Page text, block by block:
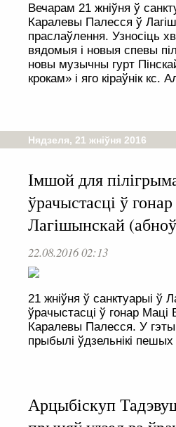
Вечарам 21 жніўня ў
Каралевы Палесся ў
праслаўлення. Узносіць
вядомыя і новыя спевы
новы музычны гурт
крокам» і яго кіраўнік кс.
Нядзеля, 21 жніўня 2016
Імшой для
ўрачыстасці ў
Лагішынскай
22.08.2016 02:13
21 жніўня ў санктуарыі ў
ўрачыстасці ў гонар
Каралевы Палесся. У
прыбылі ўдзельнікі пешых
Арцыбіскуп